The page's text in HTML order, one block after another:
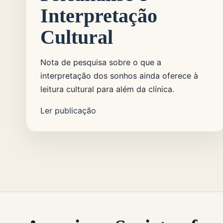
Interpretação
Cultural
Nota de pesquisa sobre o que a
interpretação dos sonhos ainda oferece à
leitura cultural para além da clínica.
Ler publicação